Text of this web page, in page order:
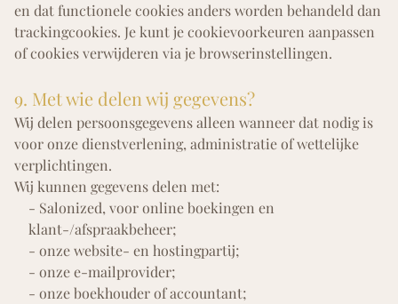
en dat functionele cookies anders worden behandeld dan
trackingcookies. Je kunt je cookievoorkeuren aanpassen
of cookies verwijderen via je browserinstellingen.
9. Met wie delen wij gegevens?
Wij delen persoonsgegevens alleen wanneer dat nodig is
voor onze dienstverlening, administratie of wettelijke
verplichtingen.
Wij kunnen gegevens delen met:
- Salonized, voor online boekingen en
klant-/afspraakbeheer;
- onze website- en hostingpartij;
- onze e-mailprovider;
- onze boekhouder of accountant;